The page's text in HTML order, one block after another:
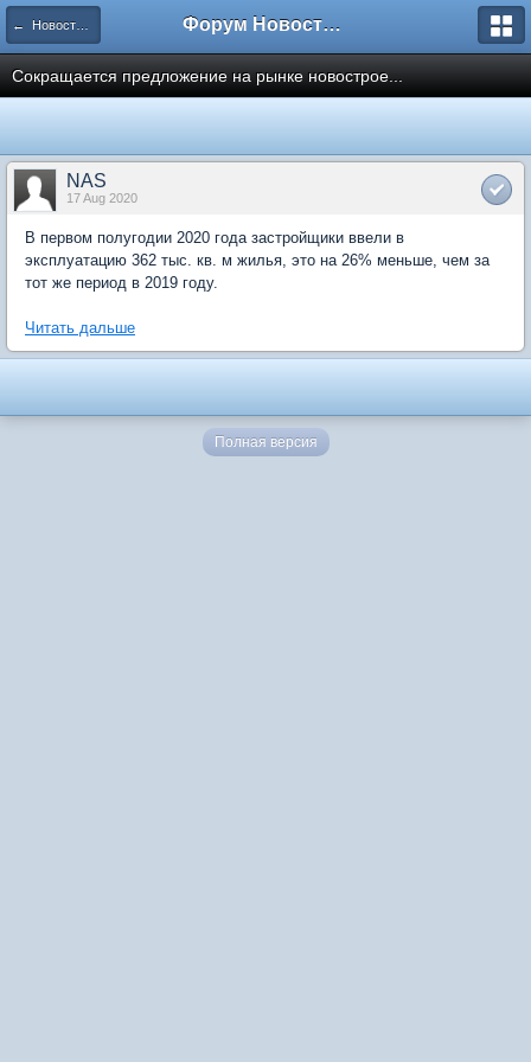
← Новости рынка недвижимости Форум Новостройки
Сокращается предложение на рынке новострое...
NAS
17 Aug 2020
В первом полугодии 2020 года застройщики ввели в
эксплуатацию 362 тыс. кв. м жилья, это на 26% меньше, чем за
тот же период в 2019 году.
Читать дальше
Полная версия